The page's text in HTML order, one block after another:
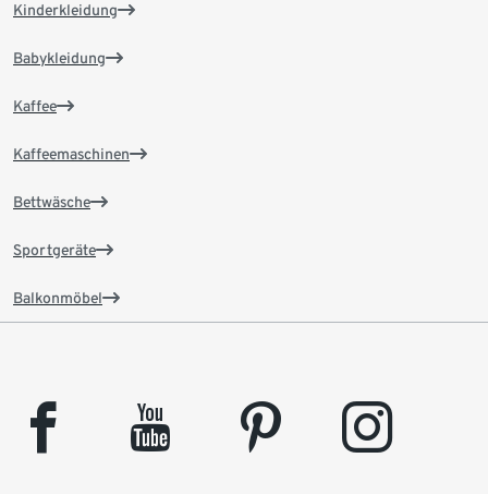
Kinderkleidung
Babykleidung
Kaffee
Kaffeemaschinen
Bettwäsche
Sportgeräte
Balkonmöbel
facebook youtube pinterest instagram